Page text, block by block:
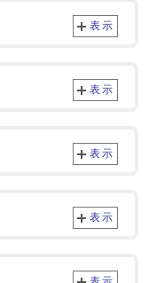
表示
表示
表示
表示